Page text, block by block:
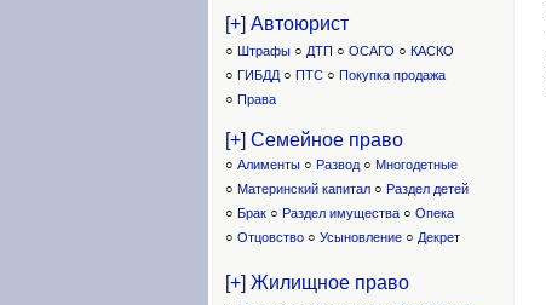
[+] Автоюрист
○ Штрафы ○ ДТП ○ ОСАГО ○ КАСКО
○ ГИБДД ○ ПТС ○ Покупка продажа
○ Права
[+] Семейное право
○ Алименты ○ Развод ○ Многодетные
○ Материнский капитал ○ Раздел детей
○ Брак ○ Раздел имущества ○ Опека
○ Отцовство ○ Усыновление ○ Декрет
[+] Жилищное право